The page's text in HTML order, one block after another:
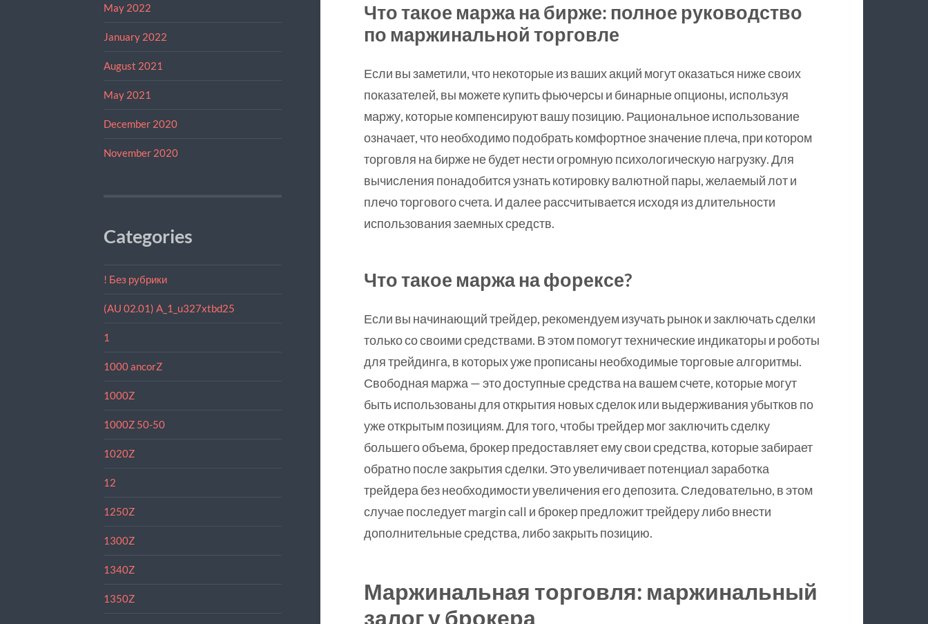
May 2022
January 2022
August 2021
May 2021
December 2020
November 2020
Categories
! Без рубрики
(AU 02.01) A_1_u327xtbd25
1
1000 ancorZ
1000Z
1000Z 50-50
1020Z
12
1250Z
1300Z
1340Z
1350Z
Что такое маржа на бирже: полное руководство
по маржинальной торговле
Если вы заметили, что некоторые из ваших акций могут оказаться ниже своих
показателей, вы можете купить фьючерсы и бинарные опционы, используя
маржу, которые компенсируют вашу позицию. Рациональное использование
означает, что необходимо подобрать комфортное значение плеча, при котором
торговля на бирже не будет нести огромную психологическую нагрузку. Для
вычисления понадобится узнать котировку валютной пары, желаемый лот и
плечо торгового счета. И далее рассчитывается исходя из длительности
использования заемных средств.
Что такое маржа на форексе?
Если вы начинающий трейдер, рекомендуем изучать рынок и заключать сделки
только со своими средствами. В этом помогут технические индикаторы и роботы
для трейдинга, в которых уже прописаны необходимые торговые алгоритмы.
Свободная маржа — это доступные средства на вашем счете, которые могут
быть использованы для открытия новых сделок или выдерживания убытков по
уже открытым позициям. Для того, чтобы трейдер мог заключить сделку
большего объема, брокер предоставляет ему свои средства, которые забирает
обратно после закрытия сделки. Это увеличивает потенциал заработка
трейдера без необходимости увеличения его депозита. Следовательно, в этом
случае последует margin call и брокер предложит трейдеру либо внести
дополнительные средства, либо закрыть позицию.
Маржинальная торговля: маржинальный
залог у брокера